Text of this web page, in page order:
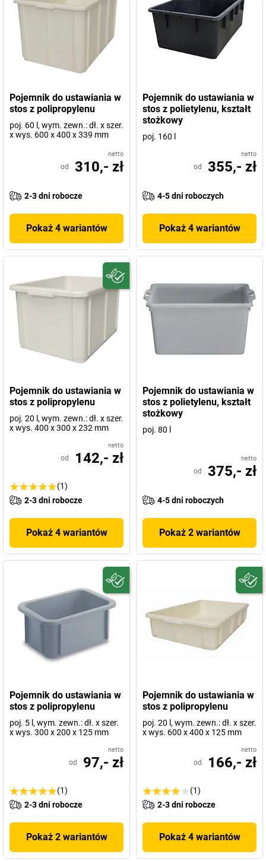
Pojemnik do ustawiania w
stos z polipropylenu
poj. 60 l, wym. zewn.: dł. x szer.
x wys. 600 x 400 x 339 mm
netto
od 310,- zł
2-3 dni robocze
Pokaż 4 wariantów
Pojemnik do ustawiania w
stos z polietylenu, kształt
stożkowy
poj. 160 l
netto
od 355,- zł
4-5 dni roboczych
Pokaż 4 wariantów
Pojemnik do ustawiania w
stos z polipropylenu
poj. 20 l, wym. zewn.: dł. x szer.
x wys. 400 x 300 x 232 mm
netto
od 142,- zł
(1)
2-3 dni robocze
Pokaż 4 wariantów
Pojemnik do ustawiania w
stos z polietylenu, kształt
stożkowy
poj. 80 l
netto
od 375,- zł
4-5 dni roboczych
Pokaż 2 wariantów
Pojemnik do ustawiania w
stos z polipropylenu
poj. 5 l, wym. zewn.: dł. x szer.
x wys. 300 x 200 x 125 mm
netto
od 97,- zł
(1)
2-3 dni robocze
Pokaż 2 wariantów
Pojemnik do ustawiania w
stos z polipropylenu
poj. 20 l, wym. zewn.: dł. x szer.
x wys. 600 x 400 x 125 mm
netto
od 166,- zł
(1)
2-3 dni robocze
Pokaż 4 wariantów